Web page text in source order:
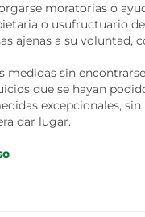
moratorias o
o usufructuario
ajenas a su
medidas sin
que se hayan
excepcionales,
dar lugar.